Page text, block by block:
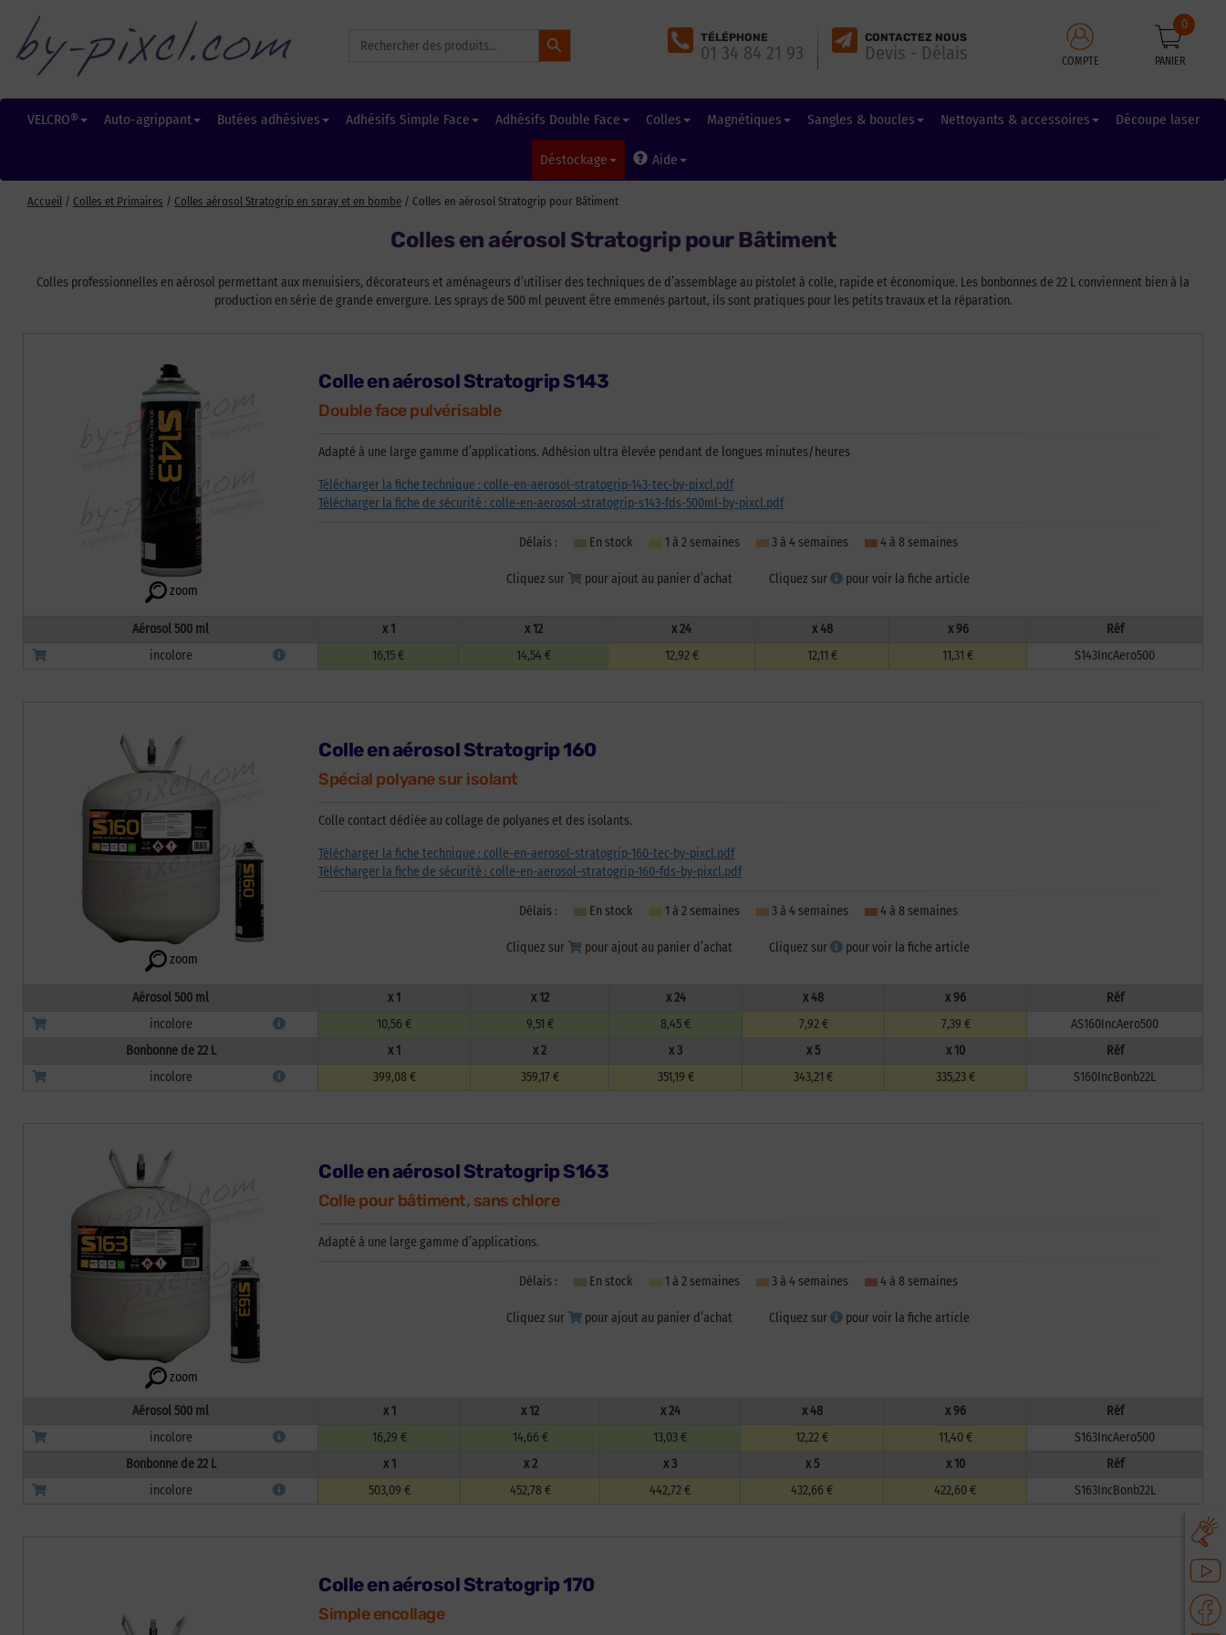
for:
Search Button
TÉLÉPHONE
01 34 84 21 93
CONTACTEZ NOUS
Devis - Délais COMPTE PANIER
0
VELCRO® Auto-agrippant Butées adhésives Adhésifs Simple Face Adhésifs Double Face Colles Magnétiques Sangles & boucles Nettoyants & accessoires Découpe laser
Déstockage Aide
Accueil / Colles et Primaires / Colles aérosol Stratogrip en spray et en bombe / Colles en aérosol Stratogrip pour Bâtiment
Colles en aérosol Stratogrip pour Bâtiment
Colles professionnelles en aérosol permettant aux menuisiers, décorateurs et aménageurs d’utiliser des techniques de d’assemblage au pistolet à colle, rapide et économique. Les bonbonnes de 22 L conviennent bien à la
production en série de grande envergure. Les sprays de 500 ml peuvent être emmenés partout, ils sont pratiques pour les petits travaux et la réparation.
zoom
Colle en aérosol Stratogrip S143
Double face pulvérisable
Adapté à une large gamme d’applications. Adhésion ultra élevée pendant de longues minutes/heures
Télécharger la fiche technique : colle-en-aerosol-stratogrip-143-tec-by-pixcl.pdf
Télécharger la fiche de sécurité : colle-en-aerosol-stratogrip-s143-fds-500ml-by-pixcl.pdf
Délais : En stock 1 à 2 semaines 3 à 4 semaines 4 à 8 semaines
Cliquez sur pour ajout au panier d’achat Cliquez sur pour voir la fiche article
Aérosol 500 ml x 1 x 12 x 24 x 48 x 96
Réf
incolore
16,15 € 14,54 € 12,92 € 12,11 € 11,31 € S143IncAero500
zoom
Colle en aérosol Stratogrip 160
Spécial polyane sur isolant
Colle contact dédiée au collage de polyanes et des isolants.
Télécharger la fiche technique : colle-en-aerosol-stratogrip-160-tec-by-pixcl.pdf
Télécharger la fiche de sécurité : colle-en-aerosol-stratogrip-160-fds-by-pixcl.pdf
Délais : En stock 1 à 2 semaines 3 à 4 semaines 4 à 8 semaines
Cliquez sur pour ajout au panier d’achat Cliquez sur pour voir la fiche article
Aérosol 500 ml x 1 x 12 x 24 x 48 x 96
Réf
incolore
10,56 € 9,51 € 8,45 € 7,92 € 7,39 €
AS160IncAero500
Bonbonne de 22 L
x 1 x 2 x 3 x 5 x 10
Réf
incolore
399,08 € 359,17 € 351,19 € 343,21 € 335,23 € S160IncBonb22L
zoom
Colle en aérosol Stratogrip S163
Colle pour bâtiment, sans chlore
Adapté à une large gamme d’applications.
Délais : En stock 1 à 2 semaines 3 à 4 semaines 4 à 8 semaines
Cliquez sur pour ajout au panier d’achat Cliquez sur pour voir la fiche article
Aérosol 500 ml x 1 x 12 x 24 x 48 x 96
Réf
incolore
16,29 € 14,66 € 13,03 € 12,22 € 11,40 €
S163IncAero500
Bonbonne de 22 L
x 1 x 2 x 3 x 5 x 10
Réf
incolore
503,09 € 452,78 € 442,72 € 432,66 € 422,60 € S163IncBonb22L
Colle en aérosol Stratogrip 170
Simple encollage